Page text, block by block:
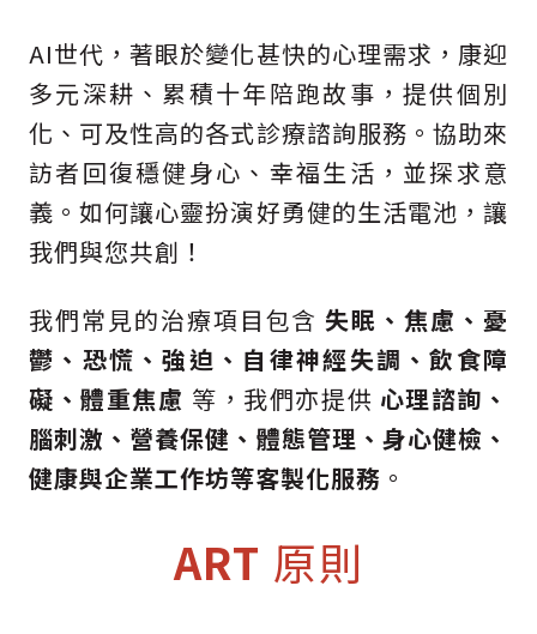
自我檢測
人才招募
康迎嚴選
AI世代，著眼於變化甚快的心理需求，康迎
多元深耕、累積十年陪跑故事，提供個別
化、可及性高的各式診療諮詢服務。協助來
訪者回復穩健身心、幸福生活，並探求意
義。如何讓心靈扮演好勇健的生活電池，讓
我們與您共創！
我們常見的治療項目包含失眠、焦慮、憂
鬱、恐慌、強迫、自律神經失調、飲食障
礙、體重焦慮 等，我們亦提供 心理諮詢、
腦刺激、營養保健、體態管理、身心健檢、
健康與企業工作坊等客製化服務 。
ART 原則